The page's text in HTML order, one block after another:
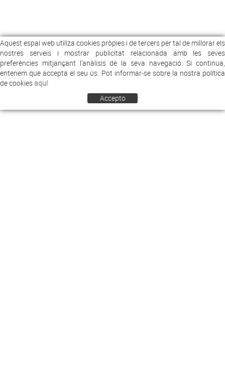
Aquest espai web utiliza cookies pròpies i de tercers per tal de millorar els
nostres serveis i mostrar publicitat relacionada amb les seves
preferències mitjançant l'anàlisis de la seva navegació. Si continua,
entenem que accepta el seu ús. Pot informar-se sobre la nostra política
de cookiesaquí
Accepto